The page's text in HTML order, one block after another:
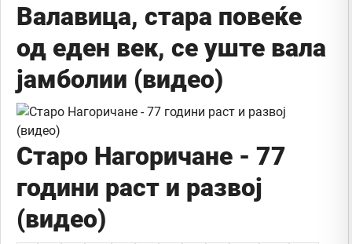
Валавица, стара повеќе
од еден век, се уште вала
јамболии (видео)
Старо Нагоричане - 77
години раст и развој
(видео)